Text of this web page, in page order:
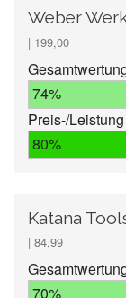
Weber
| 199,00
74%
Preis-/Leistung
80%
Katana
| 84,99
70%